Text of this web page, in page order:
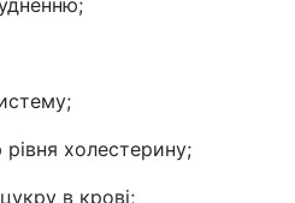
холестерину;
в крові;